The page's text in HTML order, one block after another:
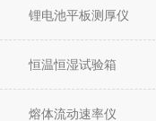
锂电池平板测厚仪
恒温恒湿试验箱
熔体流动速率仪